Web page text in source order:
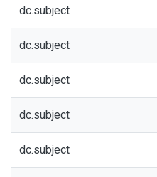
dc.subject
dc.subject
dc.subject
dc.subject
dc.subject